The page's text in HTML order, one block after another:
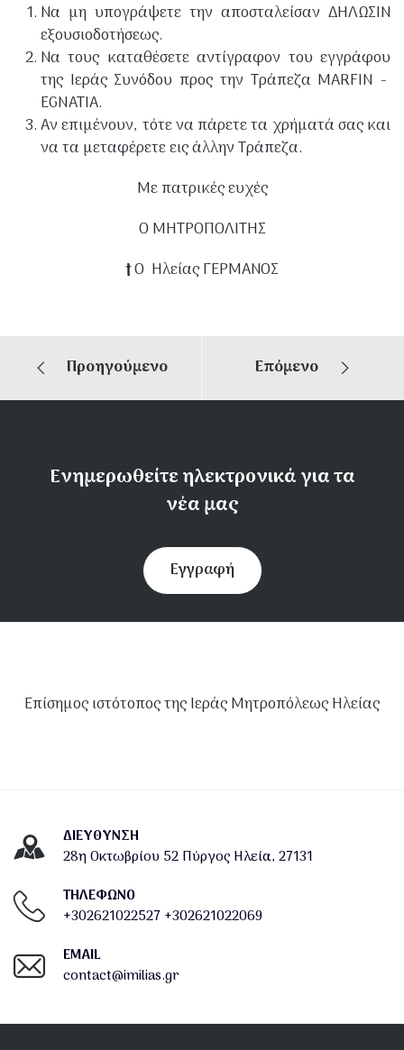
Να μη υπογράψετε την αποσταλείσαν ΔΗΛΩΣΙΝ
εξουσιοδοτήσεως.
Να τους καταθέσετε αντίγραφον του εγγράφου
της Ιεράς Συνόδου προς την Τράπεζα MARFIN -
EGNATIA.
Αν επιμένουν, τότε να πάρετε τα χρήματά σας και
να τα μεταφέρετε εις άλλην Τράπεζα.
Με πατρικές ευχές
Ο ΜΗΤΡΟΠΟΛΙΤΗΣ
†Ο Ηλείας ΓΕΡΜΑΝΟΣ
Προηγούμενο Επόμενο
Ενημερωθείτε ηλεκτρονικά για τα
νέα μας
Εγγραφή
Επίσημος ιστότοπος της Ιεράς Μητροπόλεως Ηλείας
ΔΙΕΎΘΥΝΣΗ
28η Οκτωβρίου 52 Πύργος Ηλεία, 27131
ΤΗΛΕΦΩΝΟ
+302621022527 +302621022069
EMAIL
contact@imilias.gr